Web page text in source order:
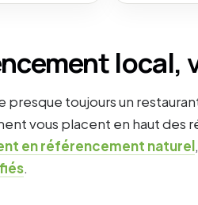
local,
presque toujours un
vous placent en haut des
en référencement naturel
.